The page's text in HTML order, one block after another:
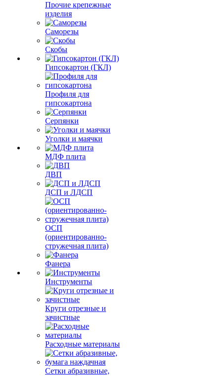
Прочие крепежные
изделия
Саморезы
Скобы
Гипсокартон (ГКЛ)
Профиля для
гипсокартона
Серпянки
Уголки и маячки
МДФ плита
ДВП
ДСП и ЛДСП
ОСП
(ориентированно-
стружечная плита)
Фанера
Инструменты
Круги отрезные и
зачистные
Расходные материалы
Сетки абразивные,